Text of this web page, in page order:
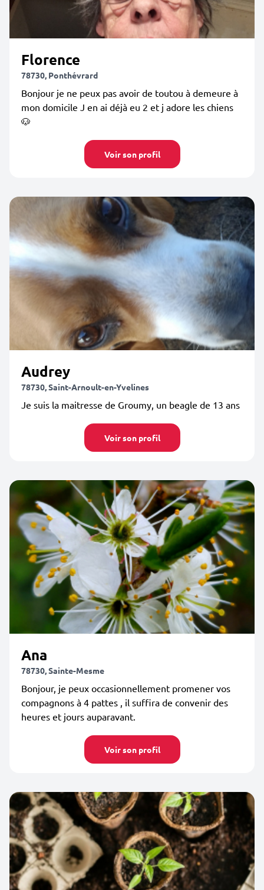
Florence
78730, Ponthévrard
Bonjour je ne peux pas avoir de toutou à demeure à
mon domicile J en ai déjà eu 2 et j adore les chiens
🐶
Voir son profil
Audrey
78730, Saint-Arnoult-en-Yvelines
Je suis la maitresse de Groumy, un beagle de 13 ans
Voir son profil
Ana
78730, Sainte-Mesme
Bonjour, je peux occasionnellement promener vos
compagnons à 4 pattes , il suffira de convenir des
heures et jours auparavant.
Voir son profil